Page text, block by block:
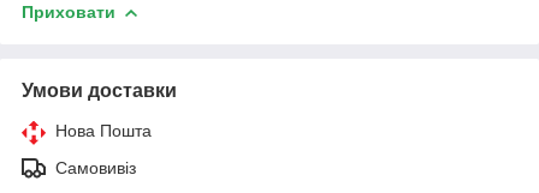
Приховати
Умови доставки
Нова Пошта
Самовивіз